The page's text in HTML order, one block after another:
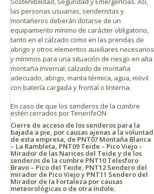
las personas usuarias, senderistas y
montañeros deberán dotarse de un
equipamiento mínimo de carácter obligatorio,
tanto en el calzado como en las prendas de
abrigo y otros elementos auxiliares necesarios
y mínimos para una situación de riesgo en alta
montaña invernal: calzado de montaña
adecuado, abrigo, manta térmica, agua, móvil
con batería cargada y frontal o linterna.
En caso de que los senderos de la cumbre
estén cerrados por TenerifeON
Cierre de acceso de los senderos para la
bajada a pie, por causas ajenas a la voluntad
de esta empresa, de PNT07 Montaña Blanca
– La Rambleta, PNT09 Teide – Pico Viejo –
Mirador de las Narices del Teide y de los
senderos de la cumbre PNT10 Telesforo
Bravo – Pico del Teide, PNT12 Sendero del
mirador de Pico Viejo y PNT11 Sendero del
Mirador de la Fortaleza por causas
meteorológicas o de otra índole.